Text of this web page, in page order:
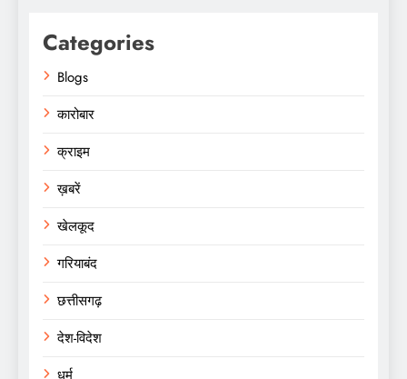
Categories
Blogs
कारोबार
क्राइम
ख़बरें
खेलकूद
गरियाबंद
छत्तीसगढ़
देश-विदेश